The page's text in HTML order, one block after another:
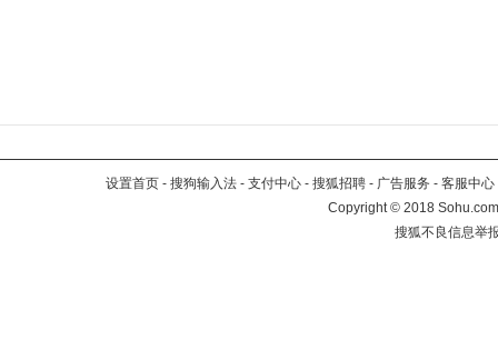
设置首页 - 搜狗输入法 - 支付中心 - 搜狐招聘 - 广告服务 - 客服中心
Copyright©2018
搜狐不良信息举